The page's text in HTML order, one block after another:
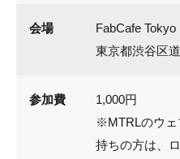
会場
FabCafe Tokyo
東京都渋谷区
参加費
1,000円
※MTRLのウェ
持ちの方は、